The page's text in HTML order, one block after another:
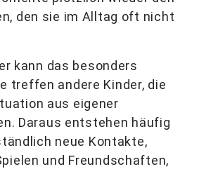
den sie im Alltag oft nicht
kann das besonders
treffen andere Kinder, die
aus eigener
Daraus entstehen häufig
neue Kontakte,
und Freundschaften,